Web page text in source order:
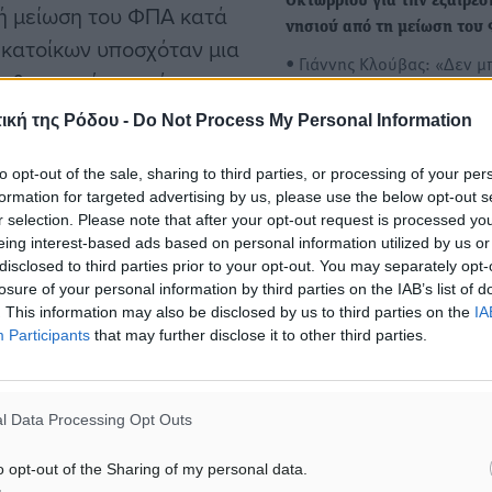
της Ρόδου - Do Not Process My Personal Information
opt-out of the sale, sharing to third parties, or processing of your
for targeted advertising by us, please use the below opt-out
selection. Please note that after your opt-out request is processed
interest-based ads based on personal information utilized by us
to third parties prior to your opt-out. You may separately
of your personal information by third parties on the IAB’s list of
This information may also be disclosed by us to third parties on the
Participants that may further disclose it to other third parties.
Data Processing Opt Outs
opt-out of the Sharing of my personal data.
μείωση του ΦΠΑ κατά
υποσχόταν μια
υποχώρηση
έως και 5,65%.
και οι δείκτες της
των
δεν έφτασε ποτέ
γραμμές,
που αγγίζει το
εμπορική
«δορυφόρο» του
παρά τις σφοδρές
νησιού από τη μείωση
• Γιάννης Κλούβας: «Δεν
νησιωτικότητα αλά καρτ» •…
Απαραίτητη πλέον η
επανασύσταση της
Αστυνομίας στην Ρόδο
• Κολιάδης: «Δύσκολα να
λειτουργήσει άμεσα –
2026» • Το…